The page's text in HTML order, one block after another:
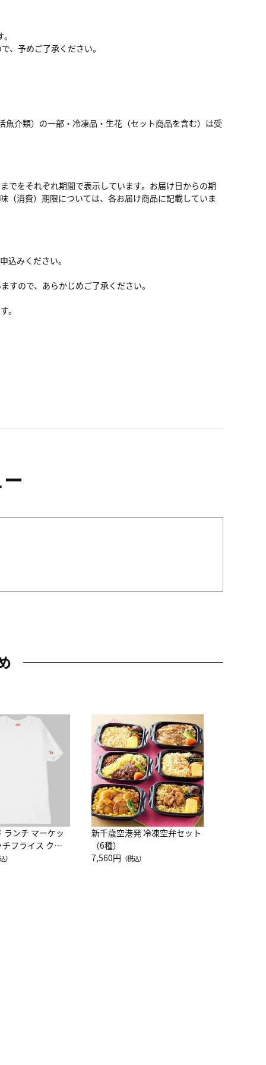
、予めご了承ください。
介類）の一部・冷凍品・生花（セット商品を含む）は受
でをそれぞれ期間で表示しています。お届け日からの期
（消費）期限については、各お届け商品に記載していま
込みください。
ので、あらかじめご了承ください。
。
ランチ マーケッ
チフライス クル
半袖Ｔシャツ
）
新千歳空港発 冷凍空弁セット
（6種）
7,560円 （税込）